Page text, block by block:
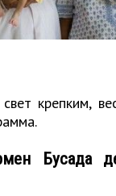
крепким,
Бусада